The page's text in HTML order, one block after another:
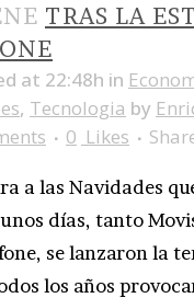
TRAS LA
at 22:48h in
, Tecnologia by
0 Likes
a las Navidades
días, tanto
se lanzaron la
los años